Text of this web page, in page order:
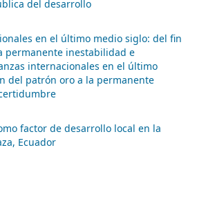
del desarrollo
en el último medio siglo: del fin
permanente inestabilidad e
internacionales en el último
del patrón oro a la permanente
factor de desarrollo local en la
Ecuador